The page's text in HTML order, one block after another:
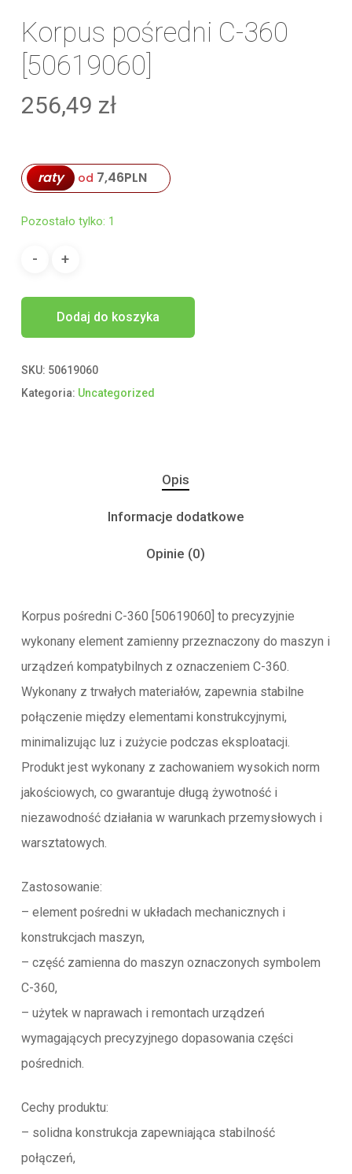
Korpus pośredni C-360
[50619060]
256,49 zł
raty od 7,46PLN
Pozostało tylko: 1
Dodaj do koszyka
SKU: 50619060
Kategoria: Uncategorized
Opis
Informacje dodatkowe
Opinie (0)
Korpus pośredni C-360 [50619060] to precyzyjnie
wykonany element zamienny przeznaczony do maszyn i
urządzeń kompatybilnych z oznaczeniem C-360.
Wykonany z trwałych materiałów, zapewnia stabilne
połączenie między elementami konstrukcyjnymi,
minimalizując luz i zużycie podczas eksploatacji.
Produkt jest wykonany z zachowaniem wysokich norm
jakościowych, co gwarantuje długą żywotność i
niezawodność działania w warunkach przemysłowych i
warsztatowych.
Zastosowanie:
– element pośredni w układach mechanicznych i
konstrukcjach maszyn,
– część zamienna do maszyn oznaczonych symbolem
C-360,
– użytek w naprawach i remontach urządzeń
wymagających precyzyjnego dopasowania części
pośrednich.
Cechy produktu:
– solidna konstrukcja zapewniająca stabilność
połączeń,